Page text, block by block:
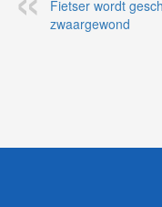
Fietser wordt
zwaargewond